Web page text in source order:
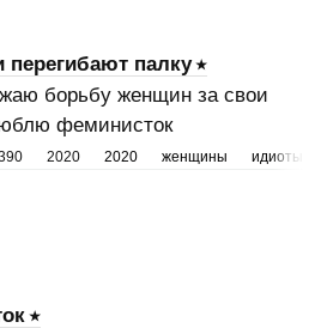
палку
борьбу женщин за свои
феминисток
2020 2020 женщины идиоты